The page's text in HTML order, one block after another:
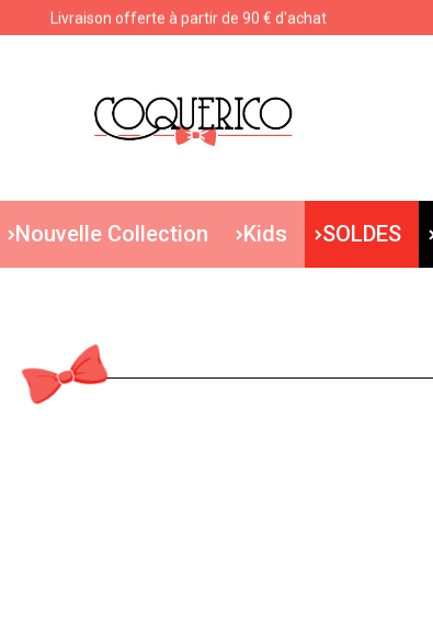
Livraison offerte à partir de 90 € d'achat
Nouvelle Collection Kids SOLDES